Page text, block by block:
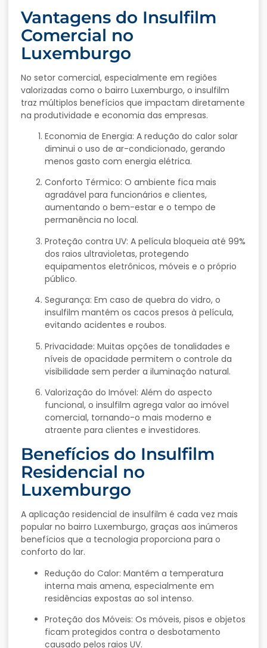
Vantagens do Insulfilm
Comercial no
Luxemburgo
No setor comercial, especialmente em regiões
valorizadas como o bairro Luxemburgo, o insulfilm
traz múltiplos benefícios que impactam diretamente
na produtividade e economia das empresas.
Economia de Energia: A redução do calor solar
diminui o uso de ar-condicionado, gerando
menos gasto com energia elétrica.
Conforto Térmico: O ambiente fica mais
agradável para funcionários e clientes,
aumentando o bem-estar e o tempo de
permanência no local.
Proteção contra UV: A película bloqueia até 99%
dos raios ultravioletas, protegendo
equipamentos eletrônicos, móveis e o próprio
público.
Segurança: Em caso de quebra do vidro, o
insulfilm mantém os cacos presos à película,
evitando acidentes e roubos.
Privacidade: Muitas opções de tonalidades e
níveis de opacidade permitem o controle da
visibilidade sem perder a iluminação natural.
Valorização do Imóvel: Além do aspecto
funcional, o insulfilm agrega valor ao imóvel
comercial, tornando-o mais moderno e
atraente para clientes e investidores.
Benefícios do Insulfilm
Residencial no
Luxemburgo
A aplicação residencial de insulfilm é cada vez mais
popular no bairro Luxemburgo, graças aos inúmeros
benefícios que a tecnologia proporciona para o
conforto do lar.
Redução do Calor: Mantém a temperatura
interna mais amena, especialmente em
residências expostas ao sol intenso.
Proteção dos Móveis: Os móveis, pisos e objetos
ficam protegidos contra o desbotamento
causado pelos raios UV.